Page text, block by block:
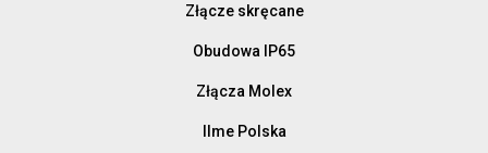
Złącze skręcane
Obudowa IP65
Złącza Molex
Ilme Polska